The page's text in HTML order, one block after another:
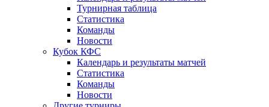
Турнирная таблица
Статистика
Команды
Новости
Кубок КФС
Календарь и результаты матчей
Статистика
Команды
Новости